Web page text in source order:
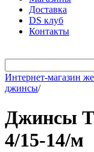
Доставка
DS клуб
Контакты
Интернет-магазин
джинсы/
Джинсы
4/15-14/м